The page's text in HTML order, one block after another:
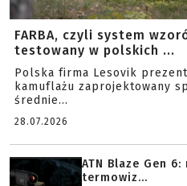
FARBA, czyli system
testowany w polskich ...
Polska firma Lesovik
kamuflażu zaprojektowany
średnie...
28.07.2026
ATN Blaze Gen
termowiz...